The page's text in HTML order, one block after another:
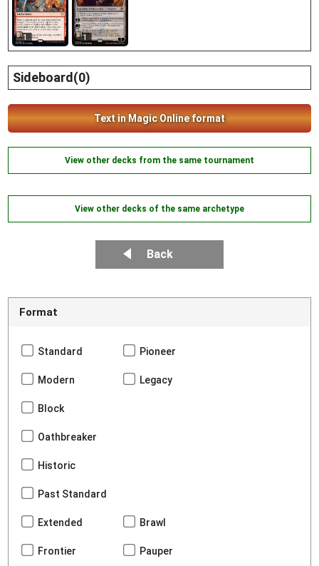
1 1
Sideboard(0)
Text in Magic Online format
View other decks from the same tournament
View other decks of the same archetype
Back
Format
Standard Pioneer
Modern Legacy
Block
Oathbreaker
Historic
Past Standard
Extended Brawl
Frontier Pauper